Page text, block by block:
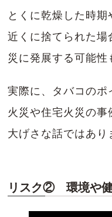
とくに乾燥した時
近くに捨てられた場
災に発展する可能性
実際に、タバコのポ
火災や住宅火災の事
大げさな話ではあり
リスク② 環境や